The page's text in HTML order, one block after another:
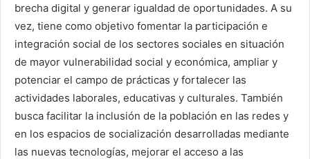
brecha digital y generar igualdad de oportunidades. A su
vez, tiene como objetivo fomentar la participación e
integración social de los sectores sociales en situación
de mayor vulnerabilidad social y económica, ampliar y
potenciar el campo de prácticas y fortalecer las
actividades laborales, educativas y culturales. También
busca facilitar la inclusión de la población en las redes y
en los espacios de socialización desarrolladas mediante
las nuevas tecnologías, mejorar el acceso a las